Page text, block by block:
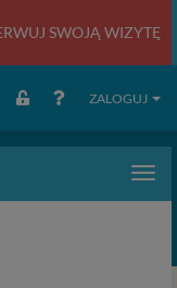
SWOJĄ WIZYTĘ
ZALOGUJ